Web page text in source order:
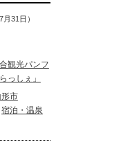
31日）
観光パンフ
っしぇ」
形市
宿泊・温泉